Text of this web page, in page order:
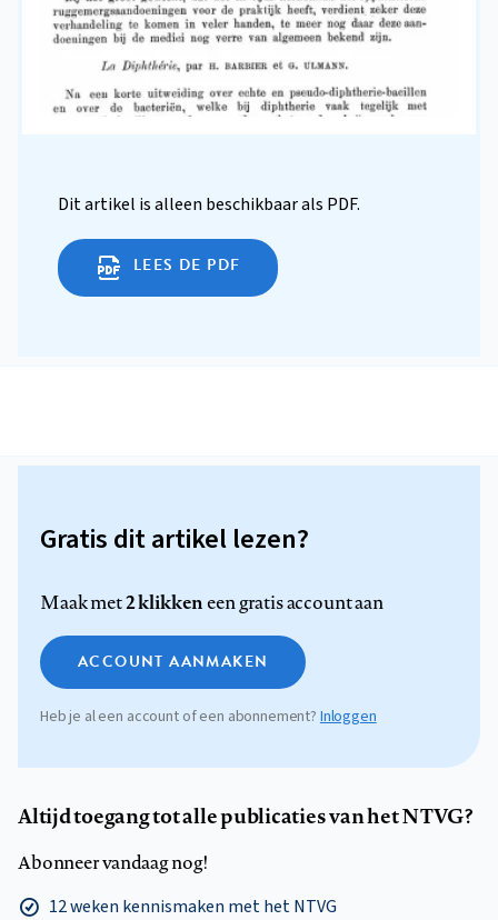
Dit artikel is alleen beschikbaar als PDF.
LEES DE PDF
Gratis dit artikel lezen?
Maak met2 klikkeneen gratis account aan
ACCOUNT AANMAKEN
Heb je al een account of een abonnement? Inloggen
Altijd toegang tot alle publicaties van het NTVG?
Abonneer vandaag nog!
12 weken kennismaken met het NTVG